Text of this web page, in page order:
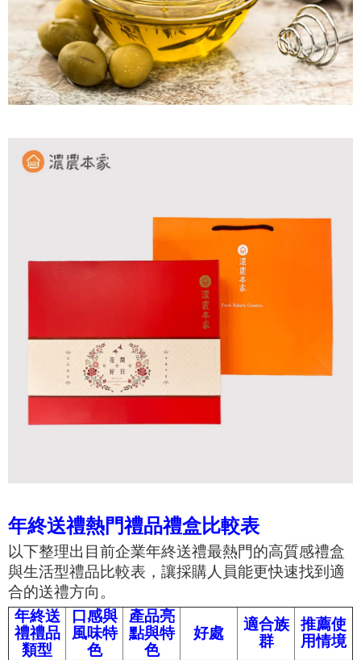
年終送禮熱門禮品禮盒比較表
以下整理出目前企業年終送禮最熱門的高質感禮盒
與生活型禮品比較表，讓採購人員能更快速找到適
合的送禮方向。
年終送
禮禮品
類型
口感與
風味特
色
產品亮
點與特
色
好處
適合族
群
推薦使
用情境